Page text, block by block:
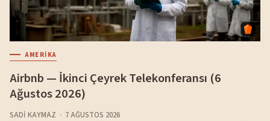
AMERIKA
Airbnb — İkinci Çeyrek Telekonferansı (6
Ağustos 2026)
SADI KAYMAZ 7 AĞUSTOS 2026